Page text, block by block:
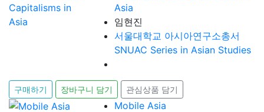
Asia
임현진
서울대학교 아시아연구소총서
SNUAC Series in Asian Studies
구매하기 장바구니 담기 관심상품 담기
Mobile Asia